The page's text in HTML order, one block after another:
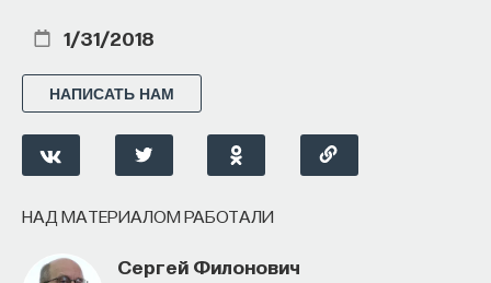
1/31/2018
НАПИСАТЬ НАМ
НАД МАТЕРИАЛОМ РАБОТАЛИ
Сергей Филонович